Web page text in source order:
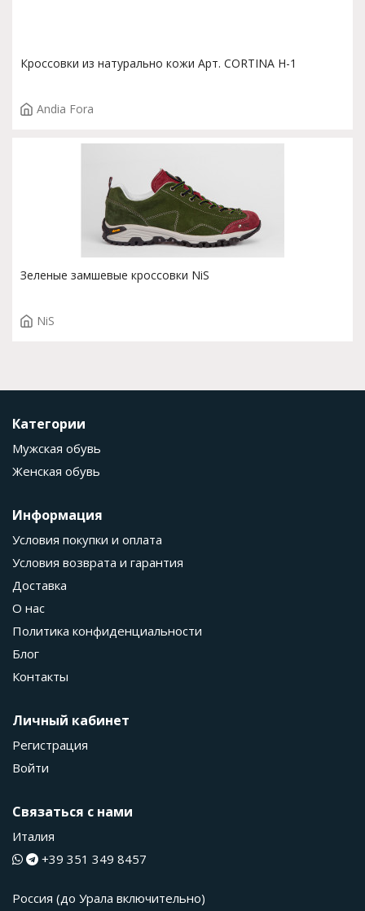
Кроссовки из натурально кожи Арт. CORTINA H-1
Andia Fora
Зеленые замшевые кроссовки NiS
NiS
Категории
Мужская обувь
Женская обувь
Информация
Условия покупки и оплата
Условия возврата и гарантия
Доставка
О нас
Политика конфиденциальности
Блог
Контакты
Личный кабинет
Регистрация
Войти
Связаться с нами
Италия
+39 351 349 8457
Россия (до Урала включительно)